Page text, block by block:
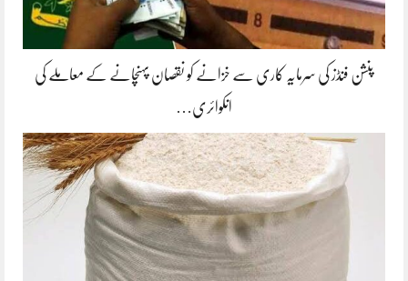
پنشن فنڈز کی سرمایہ کاری سے خزانے کو نقصان پہنچانے کے معاملے کی
انکوائری…